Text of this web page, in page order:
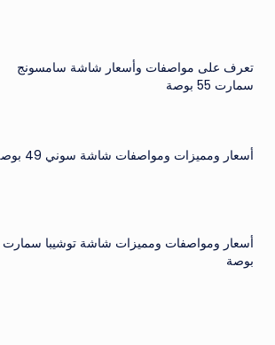
تعرف على مواصفات وأسعار شاشة سامسونج
سمارت 55 بوصة
أسعار ومميزات ومواصفات شاشة سوني 49 بوصة
بوصة